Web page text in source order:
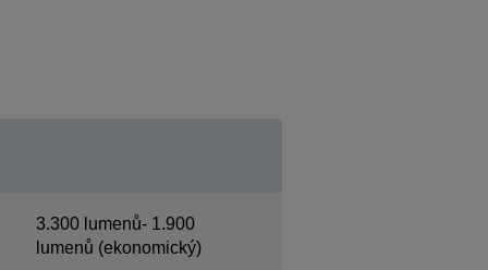
3.300 lumenů- 1.900
lumenů (ekonomický)